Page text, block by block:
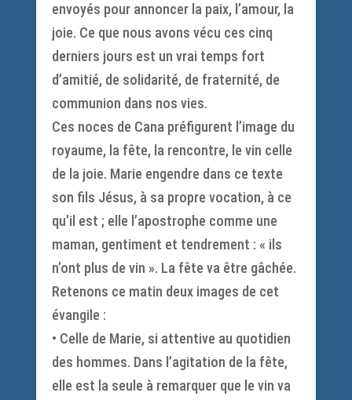
envoyés pour annoncer la paix, l’amour, la
joie. Ce que nous avons vécu ces cinq
derniers jours est un vrai temps fort
d’amitié, de solidarité, de fraternité, de
communion dans nos vies.
Ces noces de Cana préfigurent l’image du
royaume, la fête, la rencontre, le vin celle
de la joie. Marie engendre dans ce texte
son fils Jésus, à sa propre vocation, à ce
qu’il est ; elle l’apostrophe comme une
maman, gentiment et tendrement : « ils
n’ont plus de vin ». La fête va être gâchée.
Retenons ce matin deux images de cet
évangile :
• Celle de Marie, si attentive au quotidien
des hommes. Dans l’agitation de la fête,
elle est la seule à remarquer que le vin va